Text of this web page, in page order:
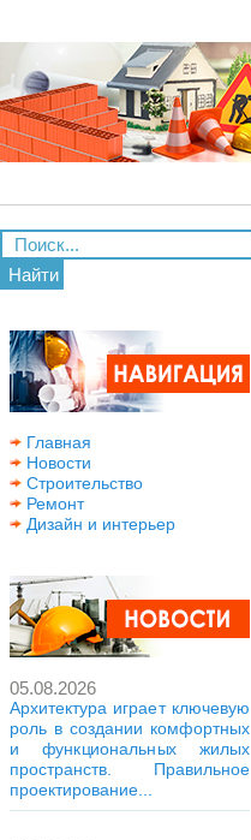
Найти
Главная
Новости
Строительство
Ремонт
Дизайн и интерьер
05.08.2026
Архитектура играет ключевую
роль в создании комфортных
и функциональных жилых
пространств. Правильное
проектирование...